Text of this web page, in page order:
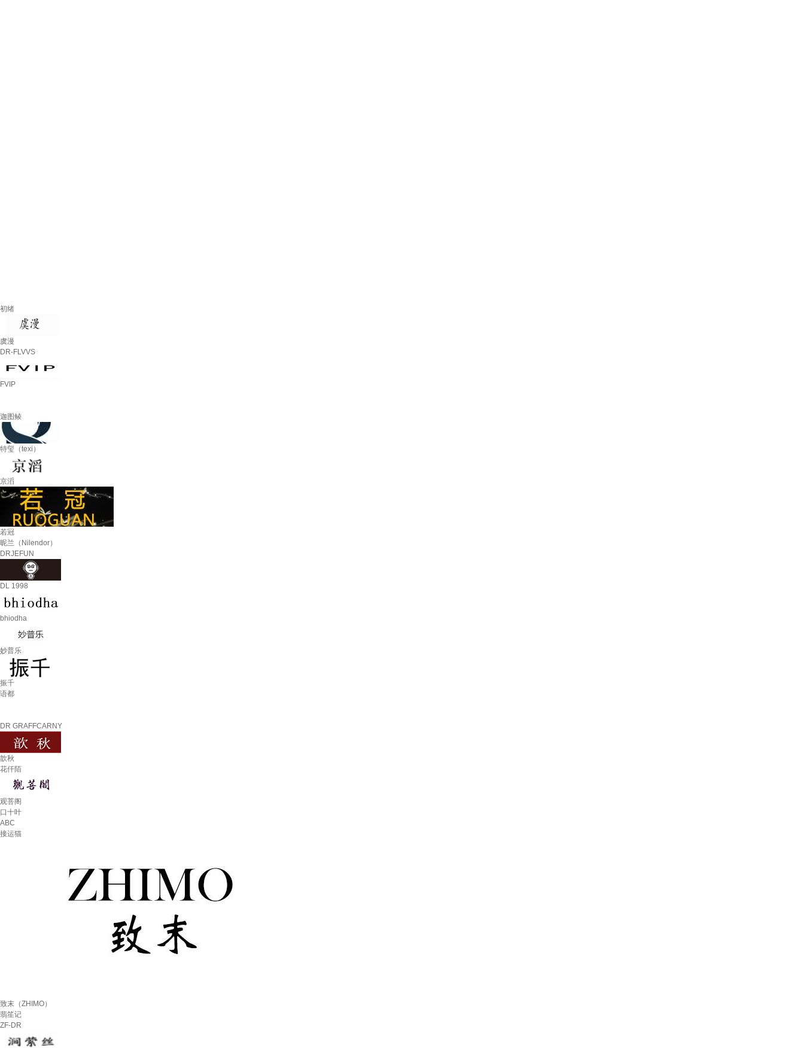
初绪
虞漫
DR-FLVVS
FVIP
迦图鲮
特玺（texi）
京滔
若冠
昵兰（Nilendor）
DRJEFUN
DL 1998
bhiodha
妙普乐
振千
语都
DR GRAFFCARNY
歆秋
花仟陌
观菩阁
口十叶
ABC
接运猫
致末（ZHIMO）
翡笙记
ZF-DR